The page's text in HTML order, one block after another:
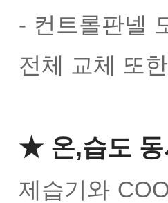
- 컨트롤판넬
전체 교체 또
★ 온,습도 동
제습기와